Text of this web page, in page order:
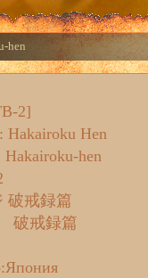
hen
2]
Hakairoku Hen
hen
破戒録篇
破戒録篇
:Япония